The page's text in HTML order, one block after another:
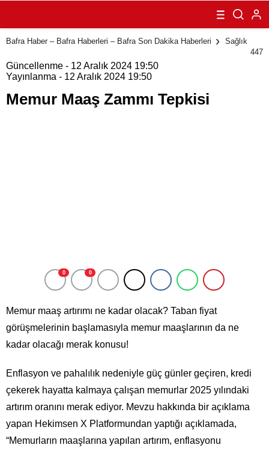
Bafra Haber – Bafra Haberleri – Bafra Son Dakika Haberleri
Sağlık
447
Güncellenme - 12 Aralık 2024 19:50
Yayınlanma - 12 Aralık 2024 19:50
Memur Maaş Zammı Tepkisi
0 0
Memur maaş artırımı ne kadar olacak? Taban fiyat
görüşmelerinin başlamasıyla memur maaşlarının da ne
kadar olacağı merak konusu!
Enflasyon ve pahalılık nedeniyle güç günler geçiren, kredi
çekerek hayatta kalmaya çalışan memurlar 2025 yılındaki
artırım oranını merak ediyor. Mevzu hakkında bir açıklama
yapan Hekimsen X Platformundan yaptığı açıklamada,
“Memurların maaşlarına yapılan artırım, enflasyonu